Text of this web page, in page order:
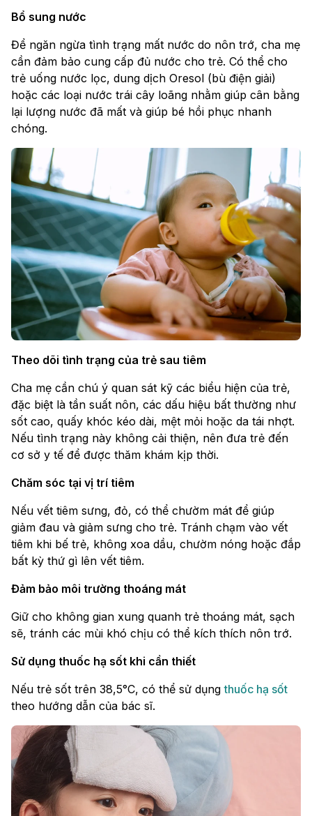
Bổ sung nước
Để ngăn ngừa tình trạng mất nước do nôn trớ, cha mẹ
cần đảm bảo cung cấp đủ nước cho trẻ. Có thể cho
trẻ uống nước lọc, dung dịch Oresol (bù điện giải)
hoặc các loại nước trái cây loãng nhằm giúp cân bằng
lại lượng nước đã mất và giúp bé hồi phục nhanh
chóng.
Theo dõi tình trạng của trẻ sau tiêm
Cha mẹ cần chú ý quan sát kỹ các biểu hiện của trẻ,
đặc biệt là tần suất nôn, các dấu hiệu bất thường như
sốt cao, quấy khóc kéo dài, mệt mỏi hoặc da tái nhợt.
Nếu tình trạng này không cải thiện, nên đưa trẻ đến
cơ sở y tế để được thăm khám kịp thời.
Chăm sóc tại vị trí tiêm
Nếu vết tiêm sưng, đỏ, có thể chườm mát để giúp
giảm đau và giảm sưng cho trẻ. Tránh chạm vào vết
tiêm khi bế trẻ, không xoa dầu, chườm nóng hoặc đắp
bất kỳ thứ gì lên vết tiêm.
Đảm bảo môi trường thoáng mát
Giữ cho không gian xung quanh trẻ thoáng mát, sạch
sẽ, tránh các mùi khó chịu có thể kích thích nôn trớ.
Sử dụng thuốc hạ sốt khi cần thiết
Nếu trẻ sốt trên 38,5°C, có thể sử dụngthuốc hạ sốt
theo hướng dẫn của bác sĩ.